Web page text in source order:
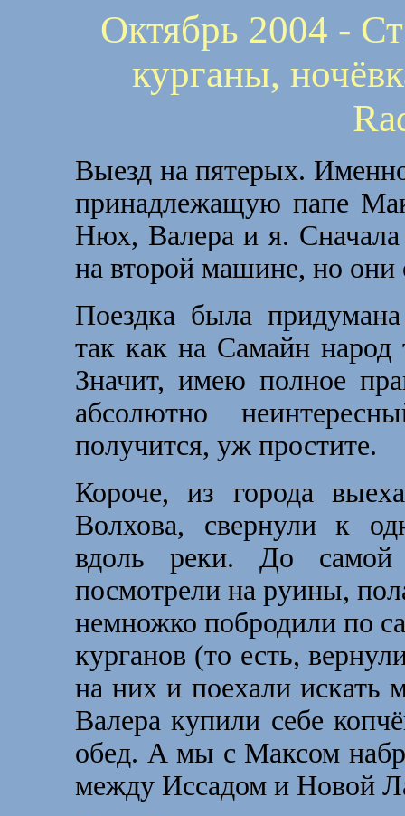
Октябрь 2004 -
курганы,
Выезд на пятерых.
принадлежащую папе
Нюх, Валера и я.
на второй машине, но они
Поездка была
так как на Самайн
Значит, имею полное
абсолютно
получится, уж простите.
Короче, из города
Волхова, свернули к
вдоль реки. До
посмотрели на руины,
немножко побродили по
курганов (то есть,
на них и поехали искать
Валера купили себе
обед. А мы с Максом
между Иссадом и Новой